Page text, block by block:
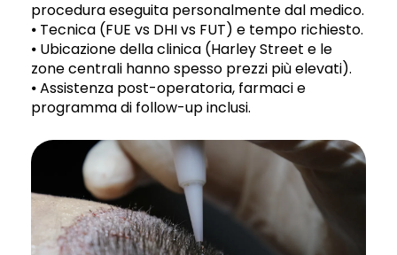
procedura eseguita personalmente dal medico.
⦁ Tecnica (FUE vs DHI vs FUT) e tempo richiesto.
⦁ Ubicazione della clinica (Harley Street e le
zone centrali hanno spesso prezzi più elevati).
⦁ Assistenza post-operatoria, farmaci e
programma di follow-up inclusi.